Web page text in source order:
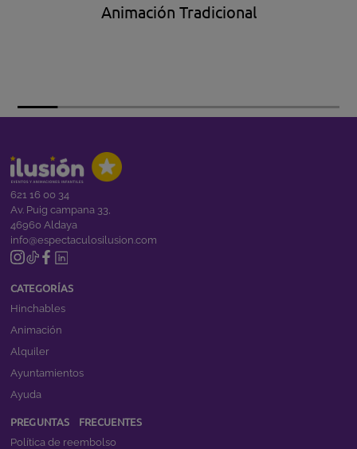
Animación Tradicional
621 16 00 34
Av. Puig campana 33,
46960 Aldaya
info@espectaculosilusion.com
CATEGORÍAS
Hinchables
Animación
Alquiler
Ayuntamientos
Ayuda
PREGUNTAS FRECUENTES
Política de reembolso